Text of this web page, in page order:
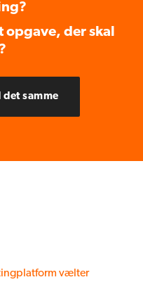
opgave, der skal
samme
vælter